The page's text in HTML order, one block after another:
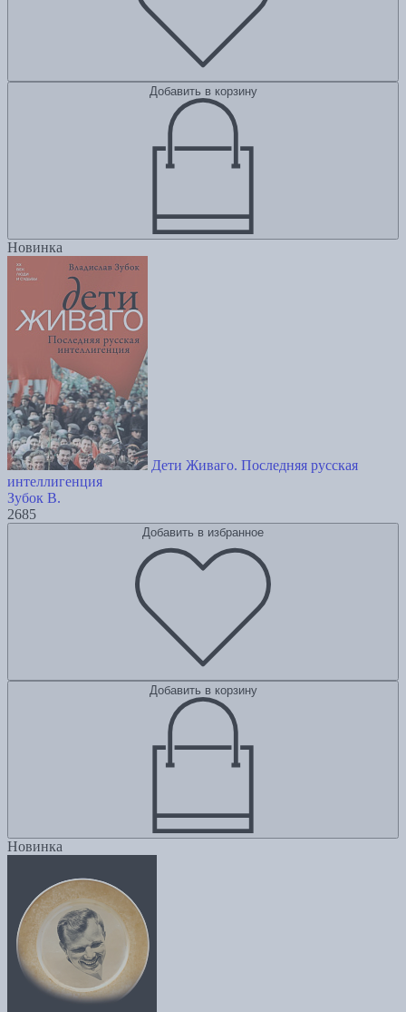
Добавить в корзину
Новинка
Дети Живаго. Последняя русская
интеллигенция
Зубок В.
2685
Добавить в избранное
Добавить в корзину
Новинка